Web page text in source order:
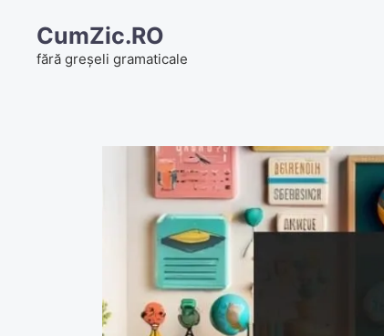
content
CumZic.RO
fără greșeli gramaticale